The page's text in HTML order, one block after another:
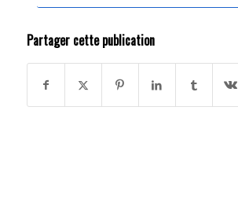
Partager cette publication